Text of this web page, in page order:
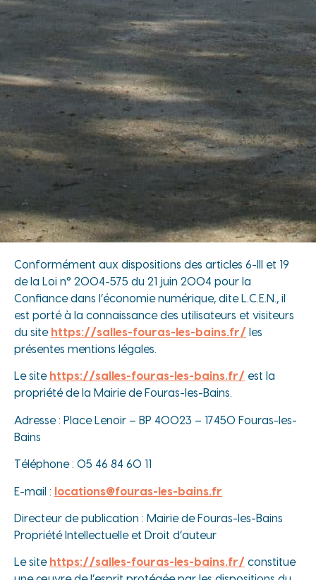
Conformément aux dispositions des articles 6-III et 19
de la Loi n° 2004-575 du 21 juin 2004 pour la
Confiance dans l’économie numérique, dite L.C.E.N., il
est porté à la connaissance des utilisateurs et visiteurs
du site https://salles-fouras-les-bains.fr/ les
présentes mentions légales.
Le site https://salles-fouras-les-bains.fr/ est la
propriété de la Mairie de Fouras-les-Bains.
Adresse : Place Lenoir – BP 40023 – 17450 Fouras-les-
Bains
Téléphone : 05 46 84 60 11
E-mail : locations@fouras-les-bains.fr
Directeur de publication : Mairie de Fouras-les-Bains
Propriété Intellectuelle et Droit d’auteur
Le site https://salles-fouras-les-bains.fr/ constitue